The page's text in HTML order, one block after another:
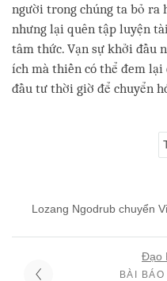
người trong chúng ta bỏ ra
nhưng lại quên tập luyện
tâm thức. Vạn sự khởi đầu
ích mà thiền có thể đem lại
đầu tư thời giờ để chuyển
Lozang Ngodrub chuyển
Đạo
BÀI BÁO